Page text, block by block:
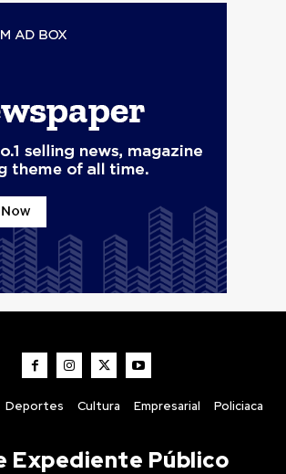
Deportes Cultura Empresarial Policiaca
Expediente Público